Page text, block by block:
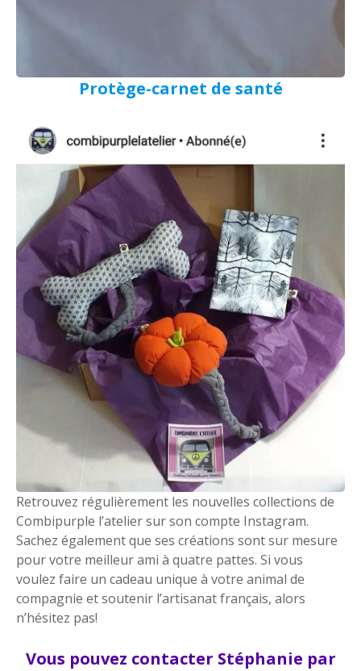
Protège-carnet de santé
Retrouvez régulièrement les nouvelles collections de
Combipurple l’atelier sur son compte Instagram.
Sachez également que ses créations sont sur mesure
pour votre meilleur ami à quatre pattes. Si vous
voulez faire un cadeau unique à votre animal de
compagnie et soutenir l’artisanat français, alors
n’hésitez pas!
Vous pouvez contacter Stéphanie par